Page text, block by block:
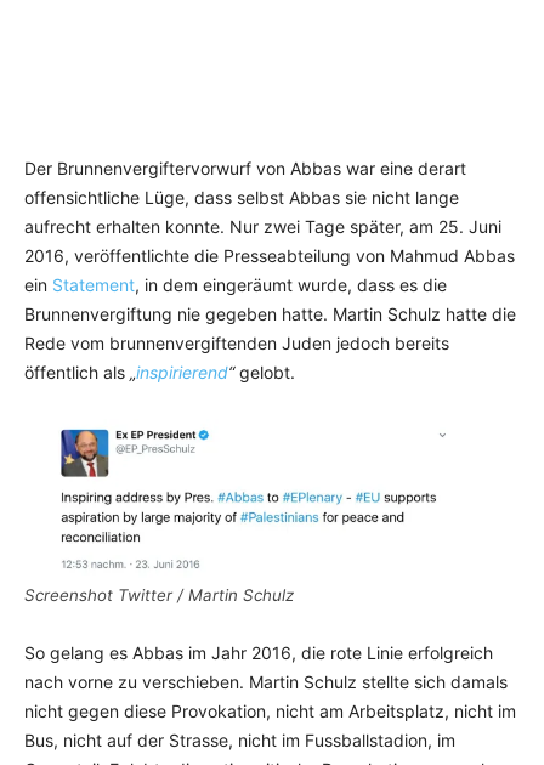
Der Brunnenvergiftervorwurf von Abbas war eine derart
offensichtliche Lüge, dass selbst Abbas sie nicht lange
aufrecht erhalten konnte. Nur zwei Tage später, am 25. Juni
2016, veröffentlichte die Presseabteilung von Mahmud Abbas
ein Statement, in dem eingeräumt wurde, dass es die
Brunnenvergiftung nie gegeben hatte. Martin Schulz hatte die
Rede vom brunnenvergiftenden Juden jedoch bereits
öffentlich als „inspirierend“gelobt.
Screenshot Twitter / Martin Schulz
So gelang es Abbas im Jahr 2016, die rote Linie erfolgreich
nach vorne zu verschieben. Martin Schulz stellte sich damals
nicht gegen diese Provokation, nicht am Arbeitsplatz, nicht im
Bus, nicht auf der Strasse, nicht im Fussballstadion, im